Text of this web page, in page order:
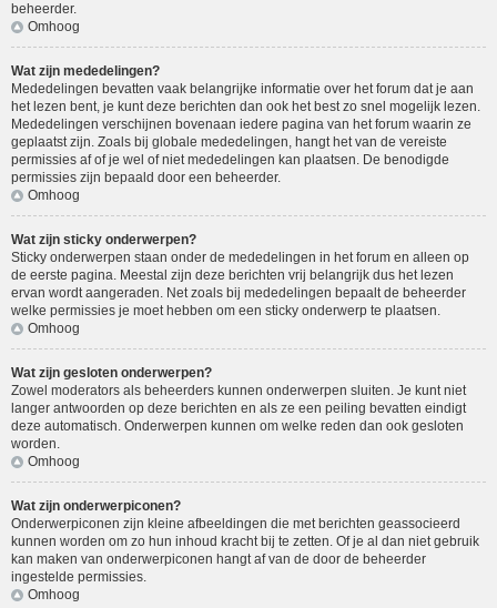
beheerder.
Omhoog
Wat zijn mededelingen?
Mededelingen bevatten vaak belangrijke informatie over het forum dat je aan
het lezen bent, je kunt deze berichten dan ook het best zo snel mogelijk lezen.
Mededelingen verschijnen bovenaan iedere pagina van het forum waarin ze
geplaatst zijn. Zoals bij globale mededelingen, hangt het van de vereiste
permissies af of je wel of niet mededelingen kan plaatsen. De benodigde
permissies zijn bepaald door een beheerder.
Omhoog
Wat zijn sticky onderwerpen?
Sticky onderwerpen staan onder de mededelingen in het forum en alleen op
de eerste pagina. Meestal zijn deze berichten vrij belangrijk dus het lezen
ervan wordt aangeraden. Net zoals bij mededelingen bepaalt de beheerder
welke permissies je moet hebben om een sticky onderwerp te plaatsen.
Omhoog
Wat zijn gesloten onderwerpen?
Zowel moderators als beheerders kunnen onderwerpen sluiten. Je kunt niet
langer antwoorden op deze berichten en als ze een peiling bevatten eindigt
deze automatisch. Onderwerpen kunnen om welke reden dan ook gesloten
worden.
Omhoog
Wat zijn onderwerpiconen?
Onderwerpiconen zijn kleine afbeeldingen die met berichten geassocieerd
kunnen worden om zo hun inhoud kracht bij te zetten. Of je al dan niet gebruik
kan maken van onderwerpiconen hangt af van de door de beheerder
ingestelde permissies.
Omhoog